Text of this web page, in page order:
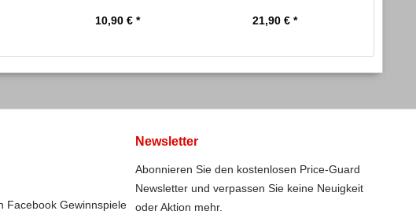
10,90 € *
21,90 € *
Facebook Gewinnspiele
Newsletter
Abonnieren Sie den kostenlosen Price-Guard
Newsletter und verpassen Sie keine Neuigkeit
oder Aktion mehr.